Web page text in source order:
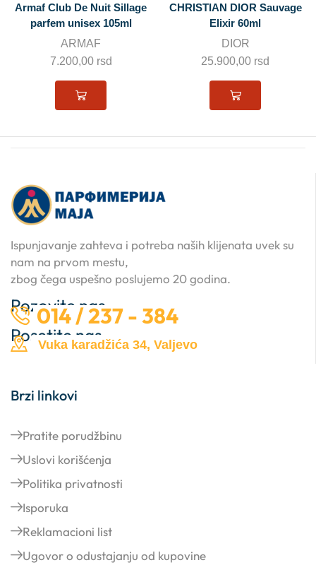
CHRISTIAN DIOR Sauvage
Elixir 60ml
DIOR
25.900,00rsd
ARMAF Club de Nuit Untold
edp 105ml
ARMAF
8.900,00rsd
Ispunjavanje zahteva i potreba naših klijenata uvek su
nam na prvom mestu,
zbog čega uspešno poslujemo 20 godina.
Pozovite nas …
014 / 237 - 384
Posetite nas …
Vuka karadžića 34, Valjevo
Brzi linkovi
Pratite porudžbinu
Uslovi korišćenja
Politika privatnosti
Isporuka
Reklamacioni list
Ugovor o odustajanju od kupovine